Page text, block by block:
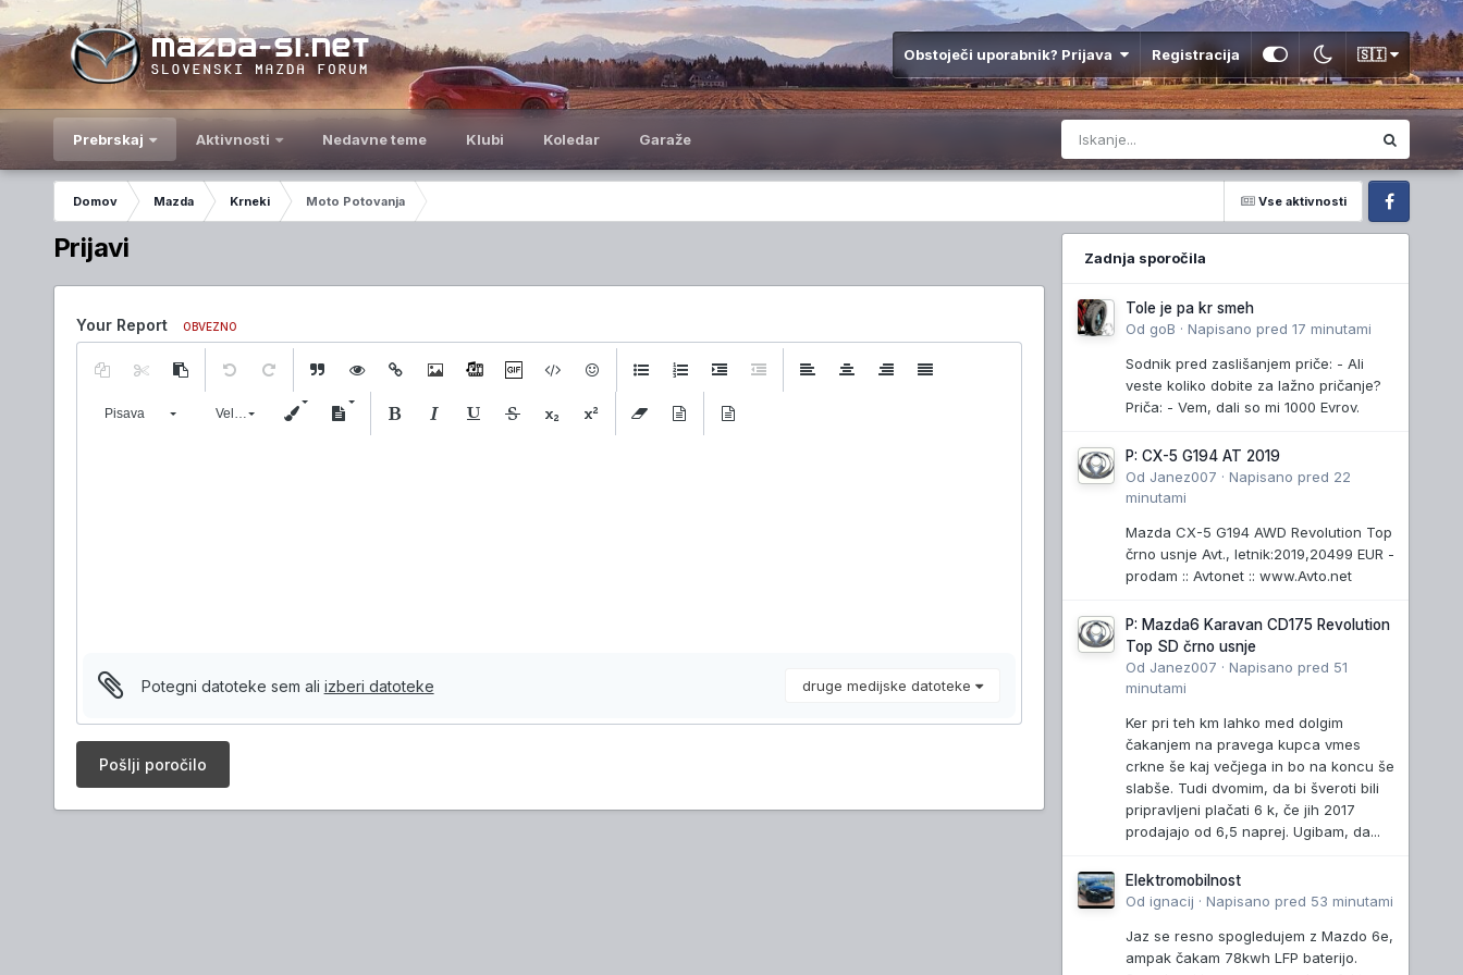
Obstoječi uporabnik? Prijava Registracija 🇸🇮
Prebrskaj Aktivnosti Nedavne teme Klubi Koledar Garaže
Vse aktivnosti
Domov Mazda Krneki
Moto Potovanja
Facebook
Prijavi
Your Report OBVEZNO
Pisava Velikost
Potegni datoteke sem ali izberi datoteke druge medijske datoteke
Pošlji poročilo
Zadnja sporočila
Tole je pa kr smeh
Od goB ·Napisanopred 17 minutami
Sodnik pred zaslišanjem priče: - Ali
veste koliko dobite za lažno pričanje?
Priča: - Vem, dali so mi 1000 Evrov.
P: CX-5 G194 AT 2019
Od Janez007 ·Napisanopred 22
minutami
Mazda CX-5 G194 AWD Revolution Top
črno usnje Avt., letnik:2019,20499 EUR -
prodam :: Avtonet :: www.Avto.net
P: Mazda6 Karavan CD175 Revolution
Top SD črno usnje
Od Janez007 ·Napisanopred 51
minutami
Ker pri teh km lahko med dolgim
čakanjem na pravega kupca vmes
crkne še kaj večjega in bo na koncu še
slabše. Tudi dvomim, da bi šveroti bili
pripravljeni plačati 6 k, če jih 2017
prodajajo od 6,5 naprej. Ugibam, da...
Elektromobilnost
Odignacij ·Napisanopred 53 minutami
Jaz se resno spogledujem z Mazdo 6e,
ampak čakam 78kwh LFP baterijo.